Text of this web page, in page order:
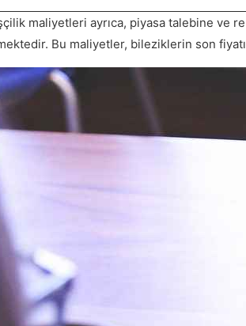
maliyetleri ayrıca, piyasa talebine ve
Bu maliyetler, bileziklerin son